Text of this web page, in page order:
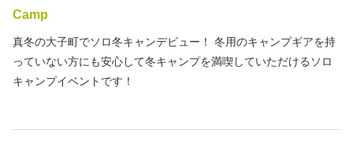
Camp
真冬の大子町でソロ冬キャンデビュー！ 冬用のキャンプギアを持
っていない方にも安心して冬キャンプを満喫していただけるソロ
キャンプイベントです！